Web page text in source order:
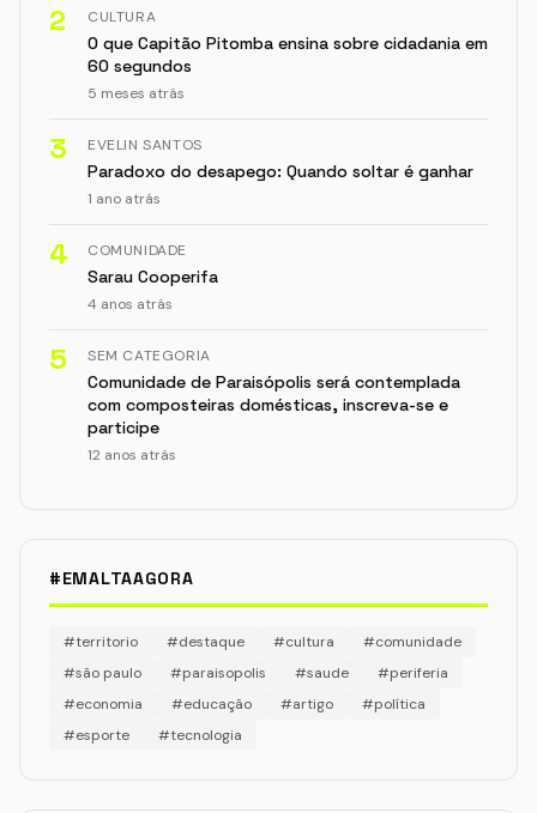
2 CULTURA
O que Capitão Pitomba ensina sobre cidadania em
60 segundos
5 meses atrás
3 EVELIN SANTOS
Paradoxo do desapego: Quando soltar é ganhar
1 ano atrás
4 COMUNIDADE
Sarau Cooperifa
4 anos atrás
5 SEM CATEGORIA
Comunidade de Paraisópolis será contemplada
com composteiras domésticas, inscreva-se e
participe
12 anos atrás
#EMALTAAGORA
#territorio #destaque #cultura
#comunidade
#são paulo
#paraisopolis #saude
#periferia
#economia
#educação #artigo
#política
#esporte
#tecnologia